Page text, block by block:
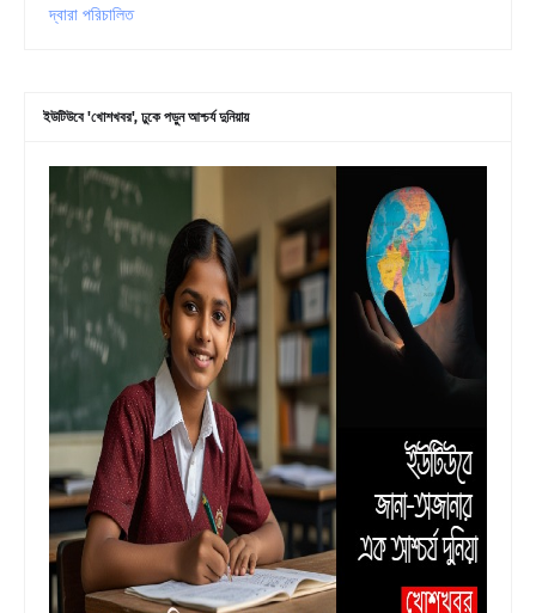
দ্বারা পরিচালিত
ইউটিউবে 'খোশখবর', ঢুকে পড়ুন আশ্চর্য দুনিয়ায়